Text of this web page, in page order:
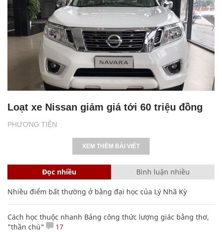
PHƯƠNG TIỆN
Loạt xe Nissan giảm giá tới 60 triệu đồng
XEM THÊM BÀI VIẾT
Đọc nhiều Bình luận nhiều
Nhiều điểm bất thường ở bằng đại học của Lý Nhã Kỳ
Cách học thuộc nhanh Bảng công thức lượng giác bằng thơ,
"thần chú"
17